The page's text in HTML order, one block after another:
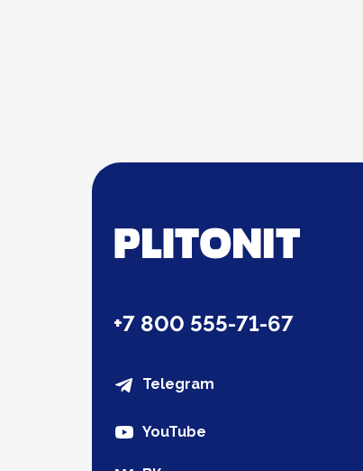
+7 800 555-71-67
Telegram
YouTube